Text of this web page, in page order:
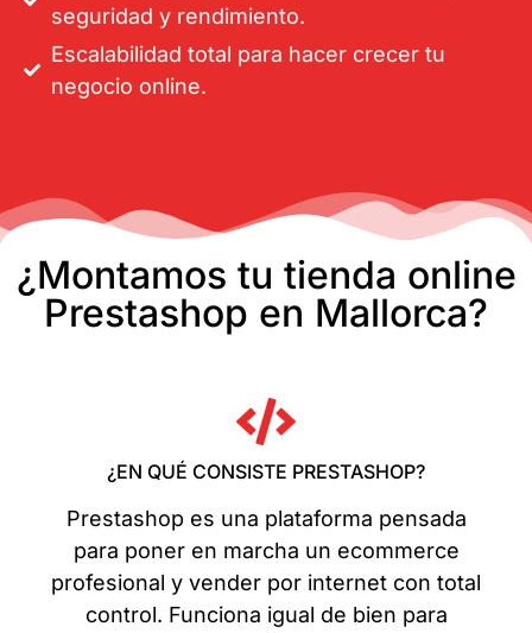
seguridad y rendimiento.
Escalabilidad total para hacer crecer tu
negocio online.
¿Montamos tu tienda online
Prestashop en Mallorca?
¿EN QUÉ CONSISTE PRESTASHOP?
Prestashop es una plataforma pensada
para poner en marcha un ecommerce
profesional y vender por internet con total
control. Funciona igual de bien para